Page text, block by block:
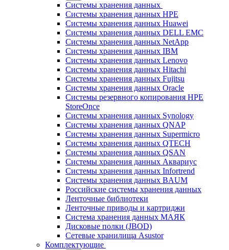
Системы хранения данных
Системы хранения данных HPE
Системы хранения данных Huawei
Системы хранения данных DELL EMC
Cистемы хранения данных NetApp
Системы хранения данных IBM
Системы хранения данных Lenovo
Системы хранения данных Hitachi
Системы хранения данных Fujitsu
Системы хранения данных Oracle
Системы резервного копирования HPE
StoreOnce
Системы хранения данных Synology
Системы хранения данных QNAP
Системы хранения данных Supermicro
Системы хранения данных QTECH
Системы хранения данных QSAN
Системы хранения данных Аквариус
Системы хранения данных Infortrend
Системы хранения данных BAUM
Российские системы хранения данных
Ленточные библиотеки
Ленточные приводы и картриджи
Система хранения данных МАЯК
Дисковые полки (JBOD)
Сетевые хранилища Asustor
Комплектующие